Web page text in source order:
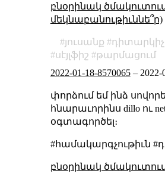
բնօրինակ
մեկնաբանութիւննե՞ր)
յուսանք դիտարկիչ
սէյլֆիշ
թարմացում
2022-01-18-8570065– 2022-
փորձում եմ ինձ
հնարաւորինս dillo ու
օգտագործել։
#համակարգչութիւն
բնօրինակ